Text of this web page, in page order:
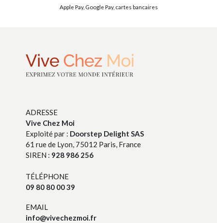
Apple Pay, Google Pay, cartes bancaires
ADRESSE
Vive Chez Moi
Exploité par : Doorstep Delight SAS
61 rue de Lyon, 75012 Paris, France
SIREN : 928 986 256
TÉLÉPHONE
09 80 80 00 39
EMAIL
info@vivechezmoi.fr